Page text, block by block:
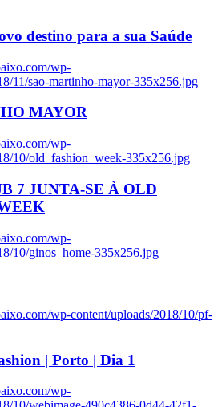
destino para a sua Saúde
wp-
11/sao-martinho-mayor-335x256.jpg
MAYOR
wp-
10/old_fashion_week-335x256.jpg
7 JUNTA-SE À OLD
wp-
10/ginos_home-335x256.jpg
wp-content/uploads/2018/10/pf-
| Porto | Dia 1
wp-